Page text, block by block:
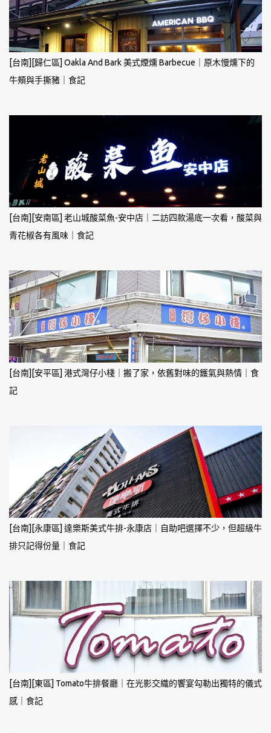
[台南][歸仁區] Oakla And Bark 美式煙燻 Barbecue｜原木慢燻下的
牛頰與手撕豬｜食記
[台南][安南區] 老山城酸菜魚-安中店｜二訪四款湯底一次看，酸菜與
青花椒各有風味｜食記
[台南][安平區] 港式灣仔小棧｜搬了家，依舊對味的鑊氣與熱情｜食
記
[台南][永康區] 達樂斯美式牛排-永康店｜自助吧選擇不少，但超級牛
排只記得份量｜食記
[台南][東區] Tomato牛排餐廳｜在光影交織的饗宴勾勒出獨特的儀式
感｜食記